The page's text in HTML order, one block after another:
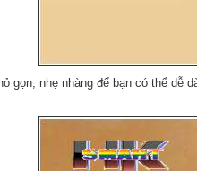
gọn, nhẹ nhàng để bạn có thể dễ